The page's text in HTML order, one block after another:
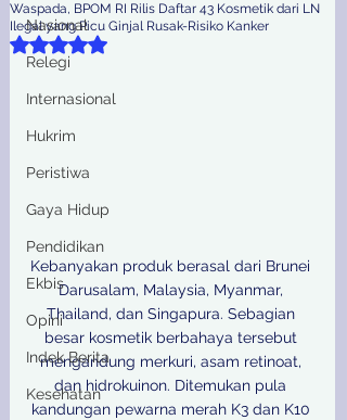
Nasional
Relegi
Internasional
Hukrim
Peristiwa
Gaya Hidup
Pendidikan
Ekbis
Opini
Indek Berita
Kesehatan
Waspada, BPOM RI Rilis Daftar 43 Kosmetik dari LN
Ilegal yang Picu Ginjal Rusak-Risiko Kanker
Dinilai NaN dari 5 bintang.
Kebanyakan produk berasal dari Brunei
Darusalam, Malaysia, Myanmar,
Thailand, dan Singapura. Sebagian
besar kosmetik berbahaya tersebut
mengandung merkuri, asam retinoat,
dan hidrokuinon. Ditemukan pula
kandungan pewarna merah K3 dan K10